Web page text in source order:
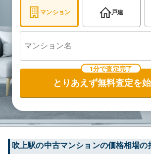
マンション 戸建
1分で査定完了
とりあえず無料査定を
吹上駅の中古マンションの価格相場の